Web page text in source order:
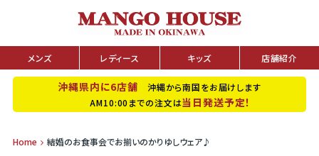
メンズ レディース キッズ 店舗紹介
沖縄県内に6店舗 沖縄から南国をお届けします
AM10:00までの注文は当日発送予定！
Home 結婚のお食事会でお揃いのかりゆしウェア♪